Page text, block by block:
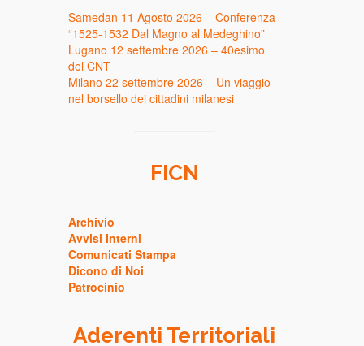
Samedan 11 Agosto 2026 – Conferenza
“1525-1532 Dal Magno al Medeghino”
Lugano 12 settembre 2026 – 40esimo
del CNT
Milano 22 settembre 2026 – Un viaggio
nel borsello dei cittadini milanesi
FICN
Archivio
Avvisi Interni
Comunicati Stampa
Dicono di Noi
Patrocinio
Aderenti Territoriali